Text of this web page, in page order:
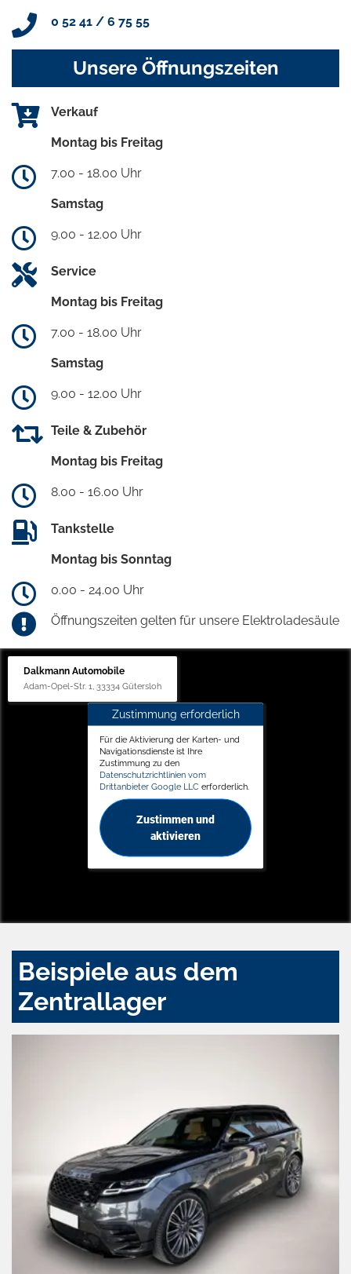
0 52 41 / 6 75 55
Unsere Öffnungszeiten
Verkauf
Montag bis Freitag
7.00 - 18.00 Uhr
Samstag
9.00 - 12.00 Uhr
Service
Montag bis Freitag
7.00 - 18.00 Uhr
Samstag
9.00 - 12.00 Uhr
Teile & Zubehör
Montag bis Freitag
8.00 - 16.00 Uhr
Tankstelle
Montag bis Sonntag
0.00 - 24.00 Uhr
Öffnungszeiten gelten für unsere Elektroladesäule
Dalkmann Automobile
Adam-Opel-Str. 1, 33334 Gütersloh
Zustimmung erforderlich
Für die Aktivierung der Karten- und
Navigationsdienste ist Ihre
Zustimmung zu den
Datenschutzrichtlinien vom
Drittanbieter Google LLC erforderlich.
Zustimmen und
aktivieren
Beispiele aus dem
Zentrallager